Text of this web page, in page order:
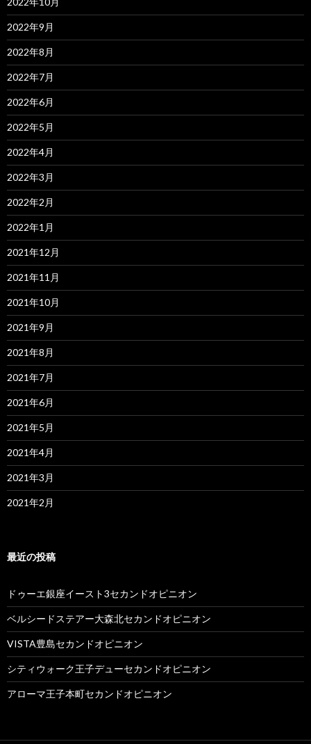
2022年9月
2022年8月
2022年7月
2022年6月
2022年5月
2022年4月
2022年3月
2022年2月
2022年1月
2021年12月
2021年11月
2021年10月
2021年9月
2021年8月
2021年7月
2021年6月
2021年5月
2021年4月
2021年3月
2021年2月
最近の投稿
ドゥーエ銀座イースト3セカンドオピニオン
ベルシードステアー大森北セカンドオピニオン
VISTA豊島セカンドオピニオン
シティウォーク王子デューセカンドオピニオン
アローマ王子本町セカンドオピニオン